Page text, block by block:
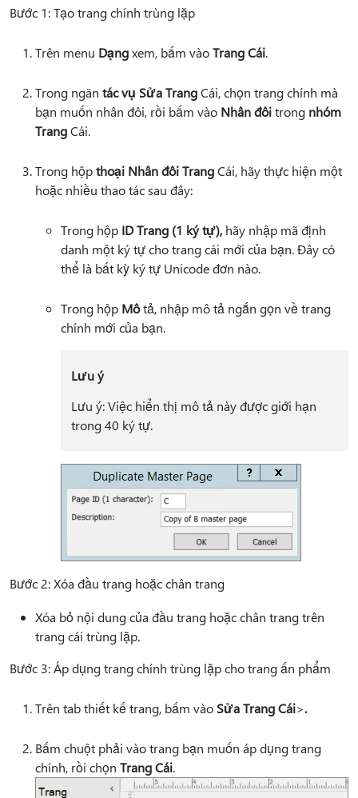
Bước 1: Tạo trang chính trùng lặp
Trên menu Dạngxem, bấm vàoTrang Cái.
Trong ngăn tác vụ Sửa TrangCái, chọn trang chính mà
bạn muốn nhân đôi, rồi bấm vào Nhân đôitrong nhóm
TrangCái.
Trong hộpthoại Nhân đôi TrangCái, hãy thực hiện một
hoặc nhiều thao tác sau đây:
Trong hộp ID Trang (1 ký tự), hãy nhập mã định
danh một ký tự cho trang cái mới của bạn. Đây có
thể là bất kỳ ký tự Unicode đơn nào.
Trong hộp Môtả, nhập mô tả ngắn gọn về trang
chính mới của bạn.
Lưu ý
Lưu ý: Việc hiển thị mô tả này được giới hạn
trong 40 ký tự.
Bước 2: Xóa đầu trang hoặc chân trang
Xóa bỏ nội dung của đầu trang hoặc chân trang trên
trang cái trùng lặp.
Bước 3: Áp dụng trang chính trùng lặp cho trang ấn phẩm
Trên tab thiết kế trang, bấm vào Sửa Trang Cái>.
Bấm chuột phải vào trang bạn muốn áp dụng trang
chính, rồi chọn Trang Cái.